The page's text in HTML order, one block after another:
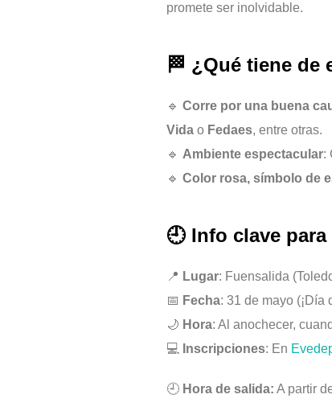
promete ser inolvidable.
🏁 ¿Qué tiene de
🔹 Corre por una buena
Vida o Fedaes, entre otras.
🔹 Ambiente espectacular:
🔹 Color rosa, símbolo de
🕘 Info clave
📍 Lugar: Fuensalida
📅 Fecha: 31 de mayo (¡Día
🌙 Hora: Al anochecer,
💻
Inscripciones: En
🕘 Hora de salida: A partir